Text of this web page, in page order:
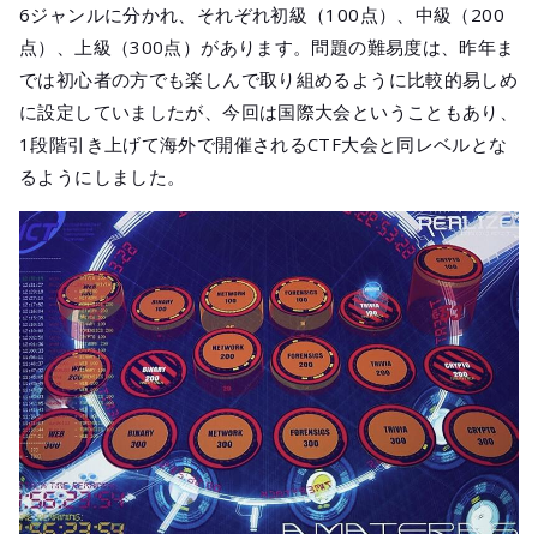
6ジャンルに分かれ、それぞれ初級（100点）、中級（200
点）、上級（300点）があります。問題の難易度は、昨年ま
では初心者の方でも楽しんで取り組めるように比較的易しめ
に設定していましたが、今回は国際大会ということもあり、
1段階引き上げて海外で開催されるCTF大会と同レベルとな
るようにしました。